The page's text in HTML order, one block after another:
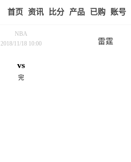
首页 赢家视点赛事比分实战版入口
我的
NBA
2018/11/18 10:00
vs
完
雷霆